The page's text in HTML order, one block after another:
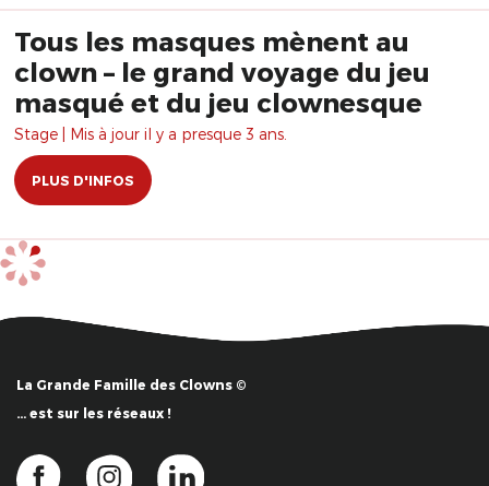
Tous les masques mènent au
clown – le grand voyage du jeu
masqué et du jeu clownesque
Stage | Mis à jour il y a presque 3 ans.
PLUS D'INFOS
La Grande Famille des Clowns ©
… est sur les réseaux !